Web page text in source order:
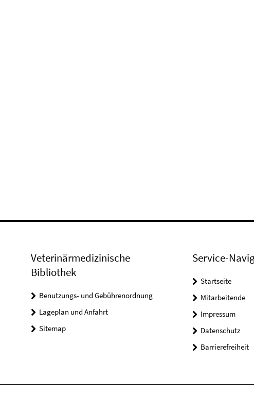
Veterinärmedizinische
Bibliothek
Benutzungs- und Gebührenordnung
Lageplan und Anfahrt
Sitemap
Service-
Startseite
Mitarbeitende
Impressum
Datenschutz
Barrierefreiheit